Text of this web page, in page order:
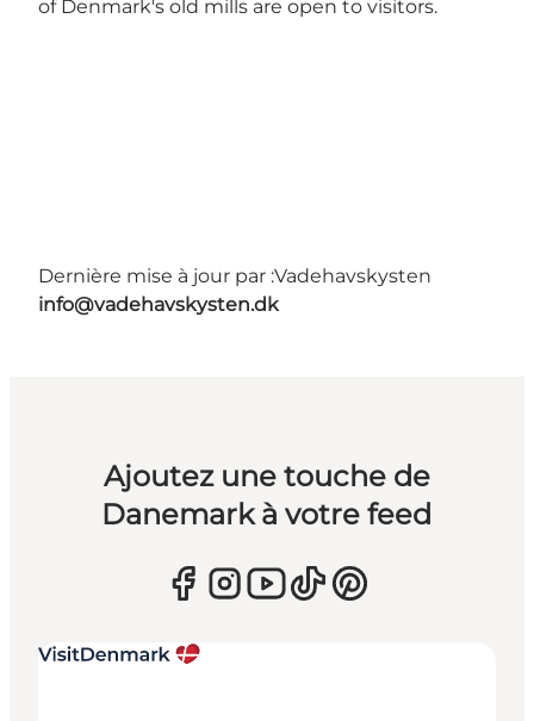
of Denmark's old mills are open to visitors.
Dernière mise à jour par :Vadehavskysten
info@vadehavskysten.dk
Ajoutez une touche de
Danemark à votre feed